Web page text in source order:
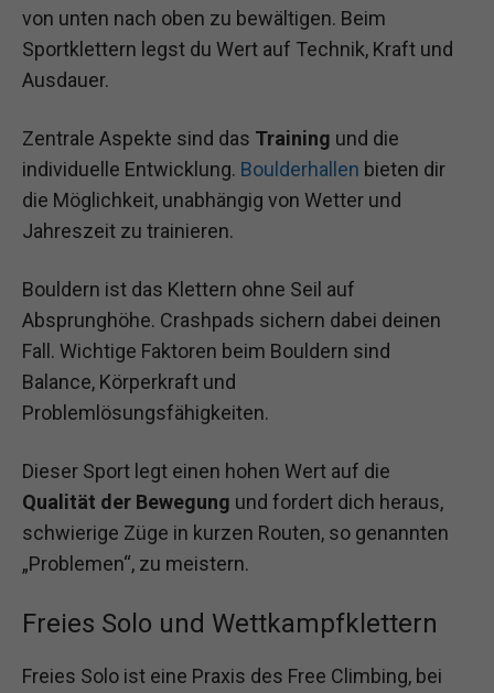
von unten nach oben zu bewältigen. Beim
Sportklettern legst du Wert auf Technik, Kraft und
Ausdauer.
Zentrale Aspekte sind das Training und die
individuelle Entwicklung. Boulderhallen bieten dir
die Möglichkeit, unabhängig von Wetter und
Jahreszeit zu trainieren.
Bouldern ist das Klettern ohne Seil auf
Absprunghöhe. Crashpads sichern dabei deinen
Fall. Wichtige Faktoren beim Bouldern sind
Balance, Körperkraft und
Problemlösungsfähigkeiten.
Dieser Sport legt einen hohen Wert auf die
Qualität der Bewegung und fordert dich heraus,
schwierige Züge in kurzen Routen, so genannten
„Problemen“, zu meistern.
Freies Solo und Wettkampfklettern
Freies Solo ist eine Praxis des Free Climbing, bei